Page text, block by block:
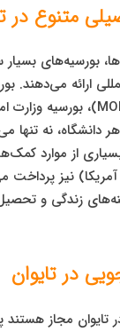
متنوع در
بورسیه‌های بسیار
ارائه می‌دهند.
نه تنها
از موارد
۵۰۰ تا ۱۰۰۰ دلار آمریکا)
زندگی و تحصیل
در تایوان
تایوان مجاز